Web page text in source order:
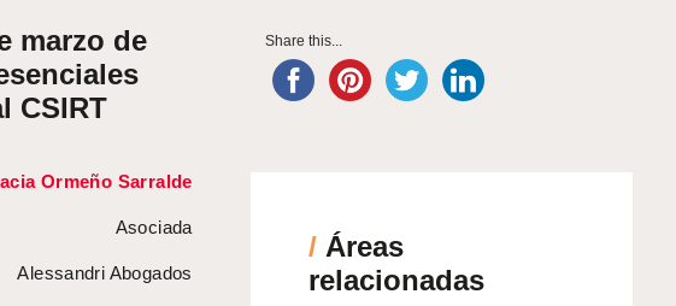
marzo de
CSIRT
Ormeño Sarralde
Asociada
Alessandri Abogados
Share this...
/Áreas
relacionadas